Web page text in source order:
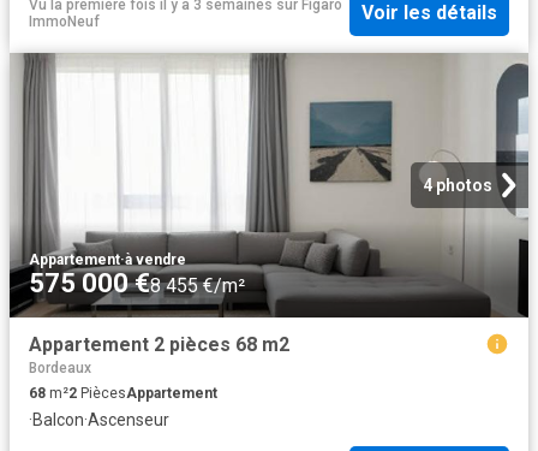
Vu la première fois il y a 3 semaines sur Figaro
ImmoNeuf
Voir les détails
4 photos
Appartement·à vendre
575 000 €8 455 €/m²
Appartement 2 pièces 68 m2
Bordeaux
68 m²2 PiècesAppartement
·Balcon·Ascenseur